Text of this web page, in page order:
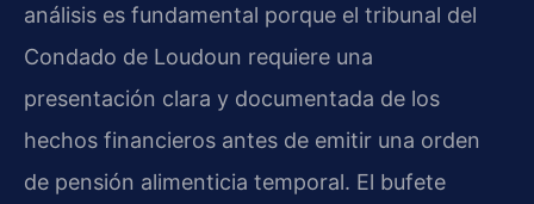
análisis es fundamental porque el tribunal del
Condado de Loudoun requiere una
presentación clara y documentada de los
hechos financieros antes de emitir una orden
de pensión alimenticia temporal. El bufete